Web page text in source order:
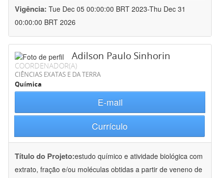
Vigência: Tue Dec 05 00:00:00 BRT 2023-Thu Dec 31
00:00:00 BRT 2026
Adilson Paulo Sinhorin
COORDENADOR(A)
CIÊNCIAS EXATAS E DA TERRA
Química
E-mail
Currículo
Título do Projeto:estudo químico e atividade biológica com
extrato, fração e/ou moléculas obtidas a partir de veneno de